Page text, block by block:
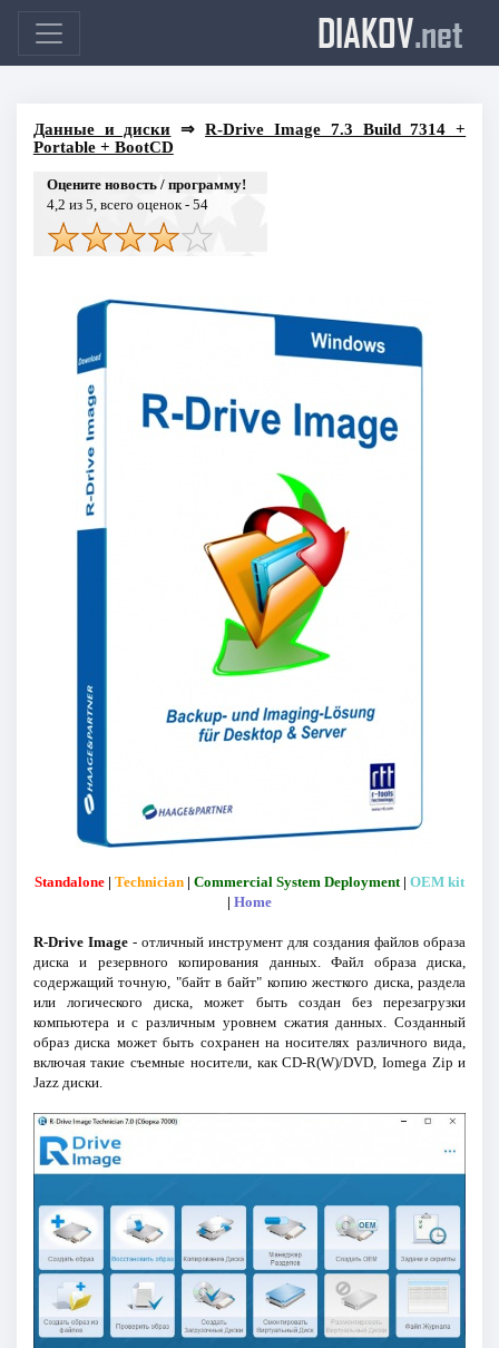
DIAKOV.net
Данные и диски ⇒R-Drive Image 7.3 Build 7314 +
Portable + BootCD
Оцените новость / программу!
4,2 из 5, всего оценок - 54
Standalone | Technician | Commercial System Deployment | OEM kit
| Home
R-Drive Image- отличный инструмент для создания файлов образа
диска и резервного копирования данных. Файл образа диска,
содержащий точную, "байт в байт" копию жесткого диска, раздела
или логического диска, может быть создан без перезагрузки
компьютера и с различным уровнем сжатия данных. Созданный
образ диска может быть сохранен на носителях различного вида,
включая такие съемные носители, как CD-R(W)/DVD, Iomega Zip и
Jazz диски.